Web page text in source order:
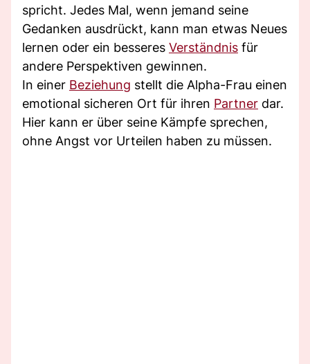
spricht. Jedes Mal, wenn jemand seine
Gedanken ausdrückt, kann man etwas Neues
lernen oder ein besseres Verständnis für
andere Perspektiven gewinnen.
In einer Beziehung stellt die Alpha-Frau einen
emotional sicheren Ort für ihren Partner dar.
Hier kann er über seine Kämpfe sprechen,
ohne Angst vor Urteilen haben zu müssen.